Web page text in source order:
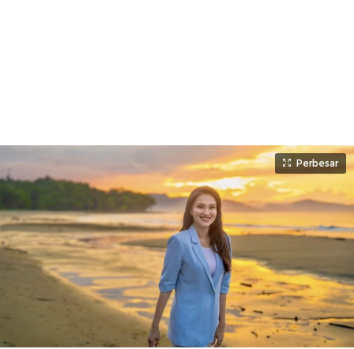
Perbesar